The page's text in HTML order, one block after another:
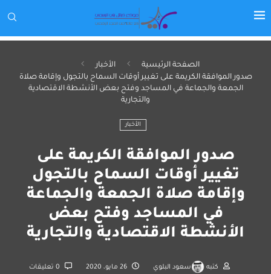
الصفحة الرئيسية
الأخبار
صدور الموافقة الكريمة على تغيير أوقات السماح بالتجول وإقامة صلاة
الجمعة والجماعة في المساجد وفتح بعض الأنشطة الاقتصادية
والتجارية
الأخبار
صدور الموافقة الكريمة على
تغيير أوقات السماح بالتجول
وإقامة صلاة الجمعة والجماعة
في المساجد وفتح بعض
الأنشطة الاقتصادية والتجارية
كتبه سعود البلوي 26 مايو، 2020